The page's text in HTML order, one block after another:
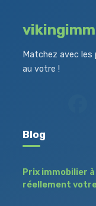
Matchez avec les
au votre !
Blog
Prix immobilier
réellement